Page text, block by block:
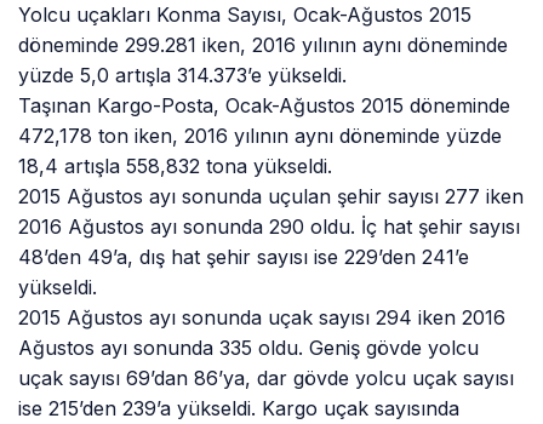
Yolcu uçakları Konma Sayısı, Ocak-Ağustos 2015
döneminde 299.281 iken, 2016 yılının aynı döneminde
yüzde 5,0 artışla 314.373’e yükseldi.
Taşınan Kargo-Posta, Ocak-Ağustos 2015 döneminde
472,178 ton iken, 2016 yılının aynı döneminde yüzde
18,4 artışla 558,832 tona yükseldi.
2015 Ağustos ayı sonunda uçulan şehir sayısı 277 iken
2016 Ağustos ayı sonunda 290 oldu. İç hat şehir sayısı
48’den 49’a, dış hat şehir sayısı ise 229’den 241’e
yükseldi.
2015 Ağustos ayı sonunda uçak sayısı 294 iken 2016
Ağustos ayı sonunda 335 oldu. Geniş gövde yolcu
uçak sayısı 69’dan 86’ya, dar gövde yolcu uçak sayısı
ise 215’den 239’a yükseldi. Kargo uçak sayısında